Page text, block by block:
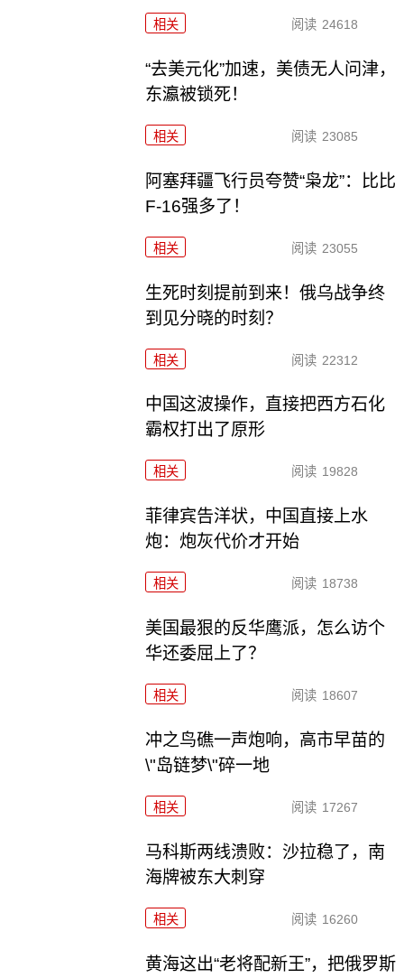
相关 阅读 24618
“去美元化”加速，美债无人问津，
东瀛被锁死！
相关 阅读 23085
阿塞拜疆飞行员夸赞“枭龙”：比比
F-16强多了！
相关 阅读 23055
生死时刻提前到来！俄乌战争终
到见分晓的时刻？
相关 阅读 22312
中国这波操作，直接把西方石化
霸权打出了原形
相关 阅读 19828
菲律宾告洋状，中国直接上水
炮：炮灰代价才开始
相关 阅读 18738
美国最狠的反华鹰派，怎么访个
华还委屈上了？
相关 阅读 18607
冲之鸟礁一声炮响，高市早苗的
\"岛链梦\"碎一地
相关 阅读 17267
马科斯两线溃败：沙拉稳了，南
海牌被东大刺穿
相关 阅读 16260
黄海这出“老将配新王”，把俄罗斯